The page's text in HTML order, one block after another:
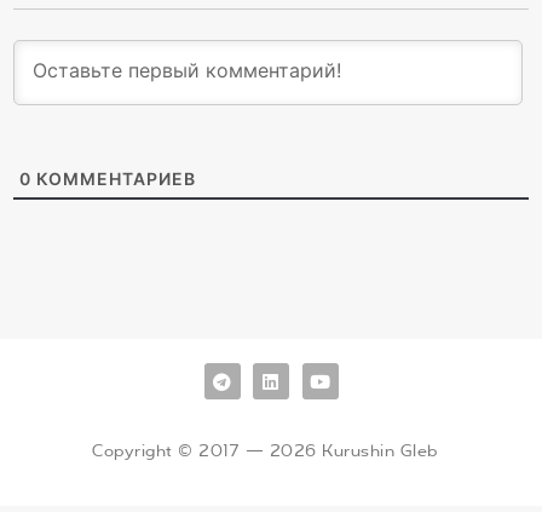
0 КОММЕНТАРИЕВ
Copyright © 2017 — 2026 Kurushin Gleb